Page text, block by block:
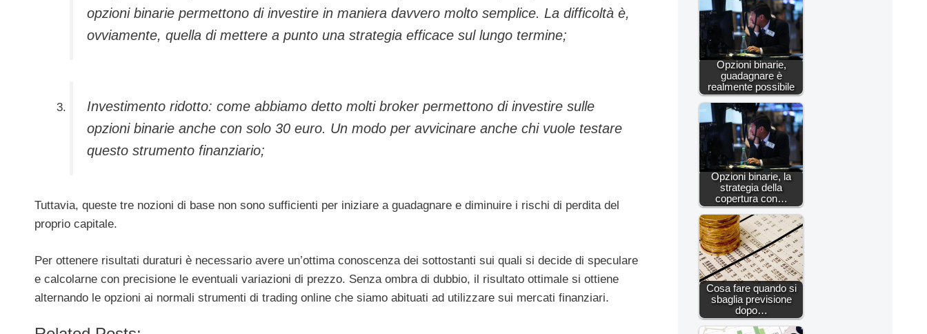
opzioni binarie permettono di investire in maniera davvero molto semplice. La difficoltà è,
ovviamente, quella di mettere a punto una strategia efficace sul lungo termine;
Investimento ridotto: come abbiamo detto molti broker permettono di investire sulle
opzioni binarie anche con solo 30 euro. Un modo per avvicinare anche chi vuole testare
questo strumento finanziario;
Tuttavia, queste tre nozioni di base non sono sufficienti per iniziare a guadagnare e diminuire i rischi di perdita del
proprio capitale.
Per ottenere risultati duraturi è necessario avere un’ottima conoscenza dei sottostanti sui quali si decide di speculare
e calcolarne con precisione le eventuali variazioni di prezzo. Senza ombra di dubbio, il risultato ottimale si ottiene
alternando le opzioni ai normali strumenti di trading online che siamo abituati ad utilizzare sui mercati finanziari.
Opzioni binarie,
guadagnare è
realmente possibile
Opzioni binarie, la
strategia della
copertura con…
Cosa fare quando si
sbaglia previsione
dopo…